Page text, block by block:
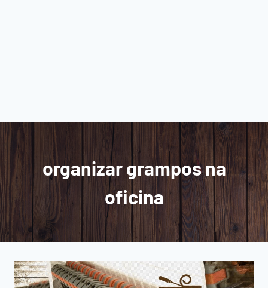
organizar grampos na
oficina